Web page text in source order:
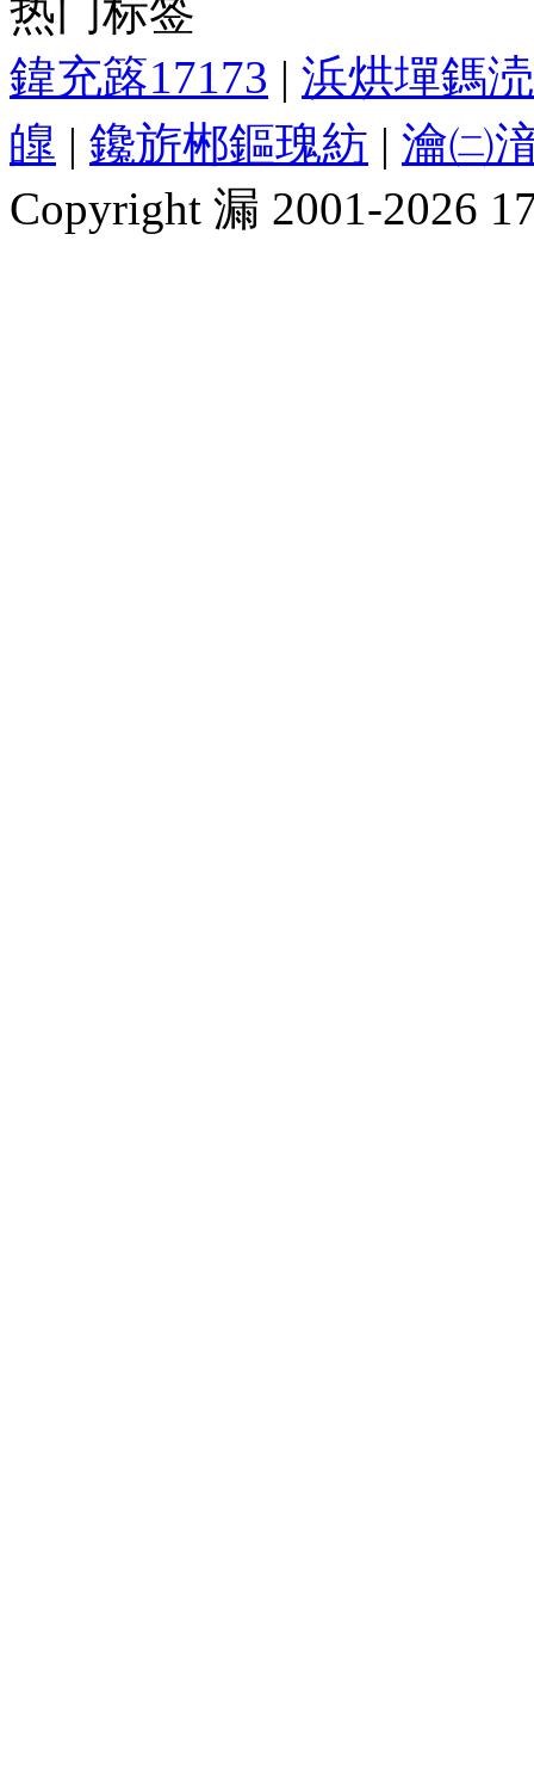
热门标签
鍏充簬17173 | 浜烘墠鎷
皥 | 鑱旂郴鏂瑰紡 | 瀹㈡
Copyright 漏 2001-2026